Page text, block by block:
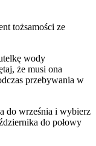
tożsamości ze
wody
że musi ona
przebywania w
do września i wybierz
do połowy